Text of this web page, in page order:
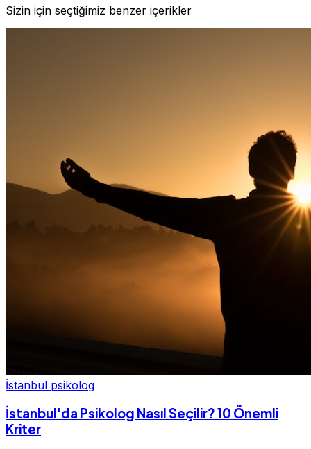
Sizin için seçtiğimiz benzer içerikler
İstanbul psikolog
İstanbul'da Psikolog Nasıl Seçilir? 10 Önemli
Kriter